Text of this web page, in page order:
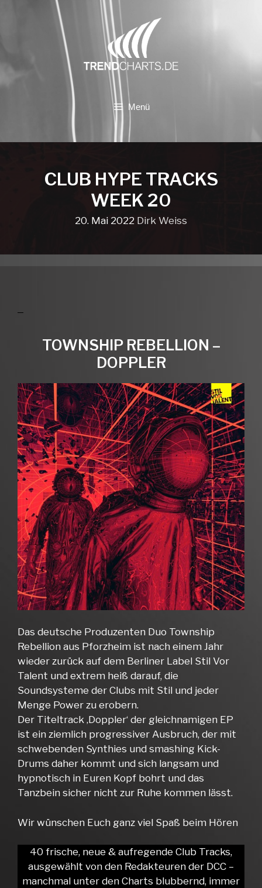
Menü
CLUB HYPE TRACKS
WEEK 20
20. Mai 2022 Dirk Weiss
TOWNSHIP REBELLION –
DOPPLER
Das deutsche Produzenten Duo Township
Rebellion aus Pforzheim ist nach einem Jahr
wieder zurück auf dem Berliner Label Stil Vor
Talent und extrem heiß darauf, die
Soundsysteme der Clubs mit Stil und jeder
Menge Power zu erobern.
Der Titeltrack ‚Doppler‘ der gleichnamigen EP
ist ein ziemlich progressiver Ausbruch, der mit
schwebenden Synthies und smashing Kick-
Drums daher kommt und sich langsam und
hypnotisch in Euren Kopf bohrt und das
Tanzbein sicher nicht zur Ruhe kommen lässt.
Wir wünschen Euch ganz viel Spaß beim Hören
40 frische, neue & aufregende Club Tracks,
ausgewählt von den Redakteuren der DCC –
manchmal unter den Charts blubbernd, immer